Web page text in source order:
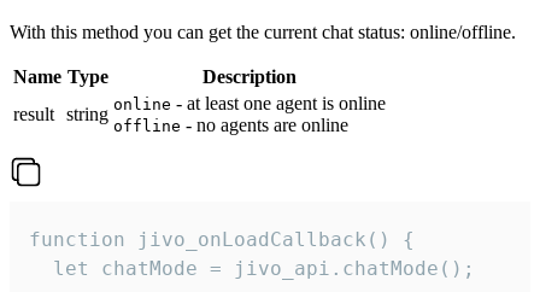
With this method you can get the current chat status: online/offline.
Name Type
Description
result string online - at least one agent is online
offline - no agents are online
function jivo_onLoadCallback() {
  let chatMode = jivo_api.chatMode();